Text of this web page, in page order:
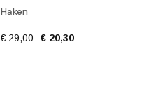
Haken
€ 29,00 € 20,30